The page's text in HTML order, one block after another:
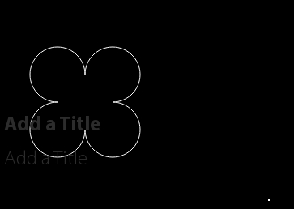
Add a Title
Add a Title